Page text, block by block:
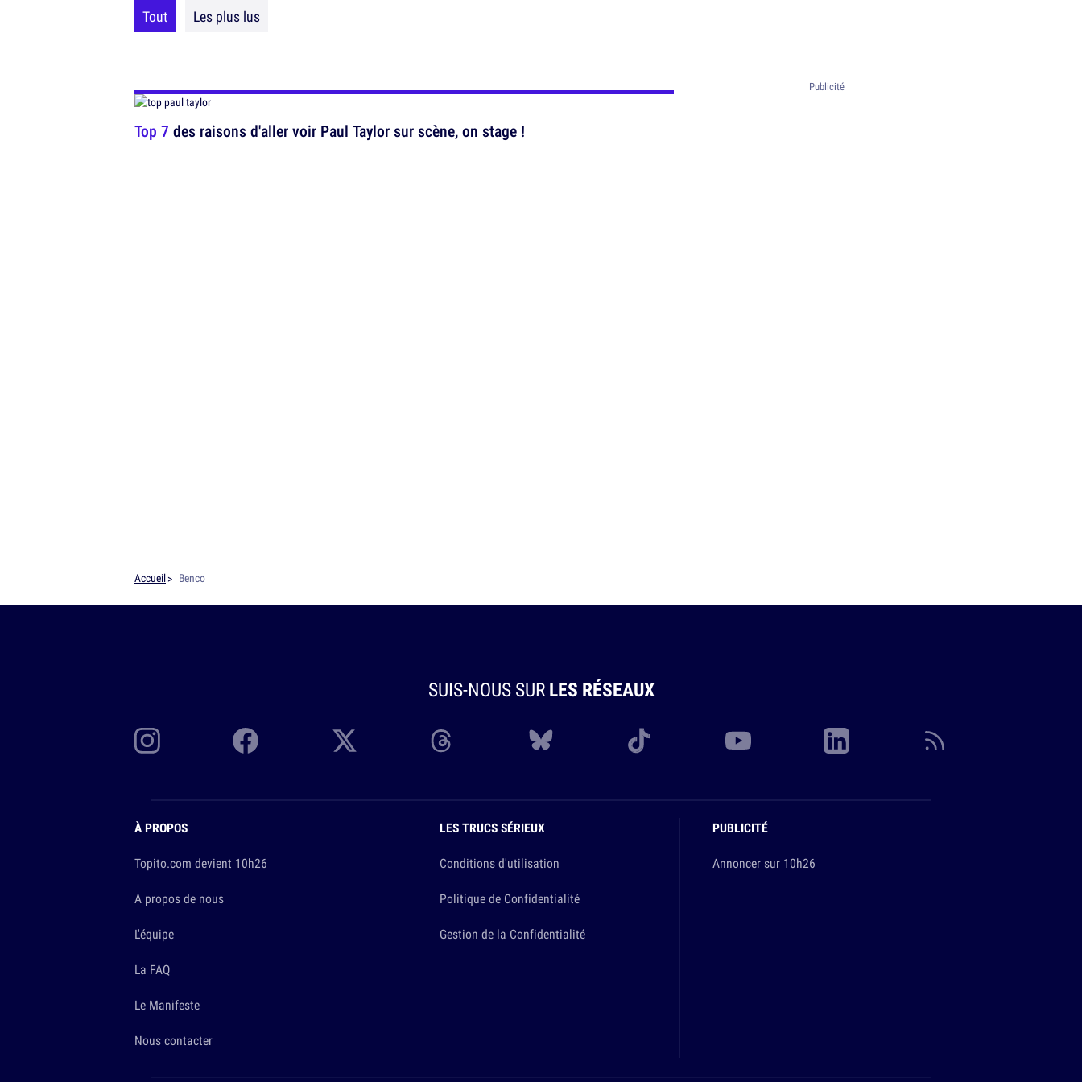
Tout Les plus lus
Top 7 des raisons d'aller voir Paul Taylor sur scène, on stage !
Accueil Benco
SUIS-NOUS SURLES RÉSEAUX
À PROPOS
Topito.com devient 10h26
A propos de nous
L'équipe
La FAQ
Le Manifeste
Nous contacter
LES TRUCS SÉRIEUX
Conditions d'utilisation
Politique de Confidentialité
Gestion de la Confidentialité
PUBLICITÉ
Annoncer sur 10h26